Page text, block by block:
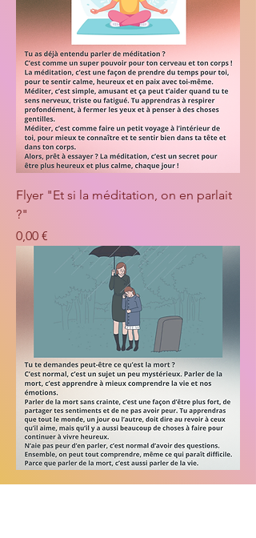
Flyer "Et si la méditation, on en parlait
?"
Prix
0,00 €